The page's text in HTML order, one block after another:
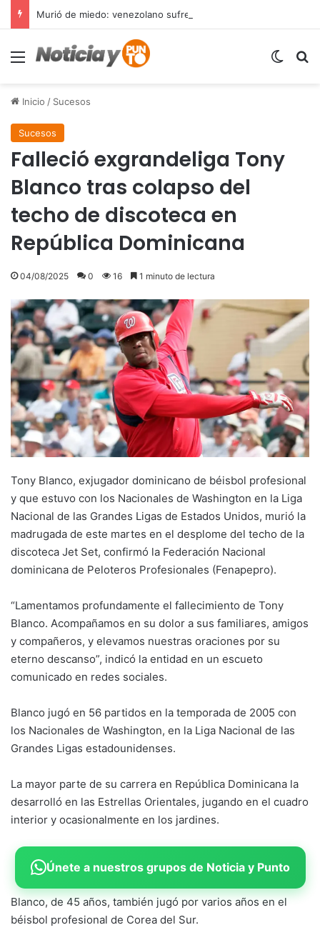
Menú
Inicio / Sucesos
Sucesos
Falleció exgrandeliga Tony
Blanco tras colapso del
techo de discoteca en
República Dominicana
04/08/2025 0 16 1 minuto de lectura
Tony Blanco, exjugador dominicano de béisbol profesional
y que estuvo con los Nacionales de Washington en la Liga
Nacional de las Grandes Ligas de Estados Unidos, murió la
madrugada de este martes en el desplome del techo de la
discoteca Jet Set, confirmó la Federación Nacional
dominicana de Peloteros Profesionales (Fenapepro).
“Lamentamos profundamente el fallecimiento de Tony
Blanco. Acompañamos en su dolor a sus familiares, amigos
y compañeros, y elevamos nuestras oraciones por su
eterno descanso”, indicó la entidad en un escueto
comunicado en redes sociales.
Blanco jugó en 56 partidos en la temporada de 2005 con
los Nacionales de Washington, en la Liga Nacional de las
Grandes Ligas estadounidenses.
La mayor parte de su carrera en República Dominicana la
desarrolló en las Estrellas Orientales, jugando en el cuadro
interior y ocasionalmente en los jardines.
Únete a nuestros grupos de Noticia y Punto
Blanco, de 45 años, también jugó por varios años en el
béisbol profesional de Corea del Sur.